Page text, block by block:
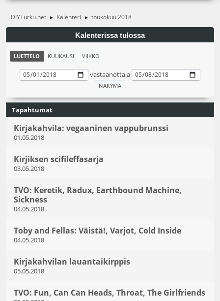
DIYTurku.net ► Kalenteri ► toukokuu 2018
Kalenterissa tulossa
LUETTELO KUUKAUSI VIIKKO
vastaanottaja
Tapahtumat
Kirjakahvila: vegaaninen vappubrunssi
01.05.2018
Kirjiksen scifileffasarja
03.05.2018
TVO: Keretik, Radux, Earthbound Machine,
Sickness
04.05.2018
Toby and Fellas: Väistä!, Varjot, Cold Inside
04.05.2018
Kirjakahvilan lauantaikirppis
05.05.2018
TVO: Fun, Can Can Heads, Throat, The Girlfriends